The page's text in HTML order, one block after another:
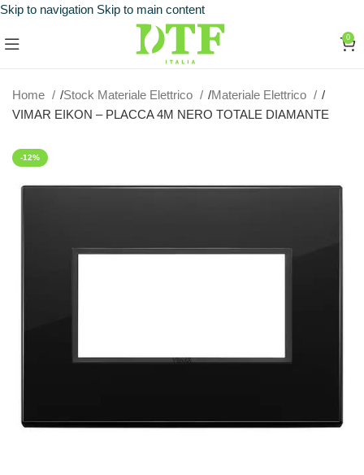
Skip to navigation Skip to main content
0
Home Stock Materiale Elettrico
Materiale Elettrico
VIMAR EIKON – PLACCA 4M NERO TOTALE DIAMANTE
-12%